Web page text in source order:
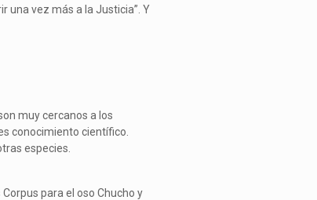
una vez más a la Justicia”. Y
muy cercanos a los
conocimiento científico.
especies.
para el oso Chucho y